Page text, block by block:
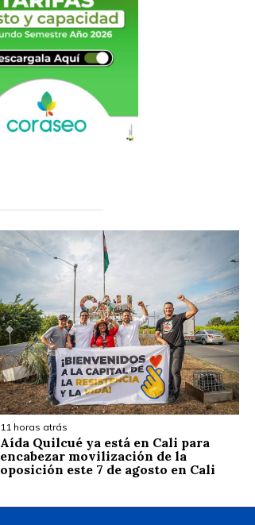
11 horas atrás
Aída Quilcué ya está en Cali para
encabezar movilización de la
oposición este 7 de agosto en Cali